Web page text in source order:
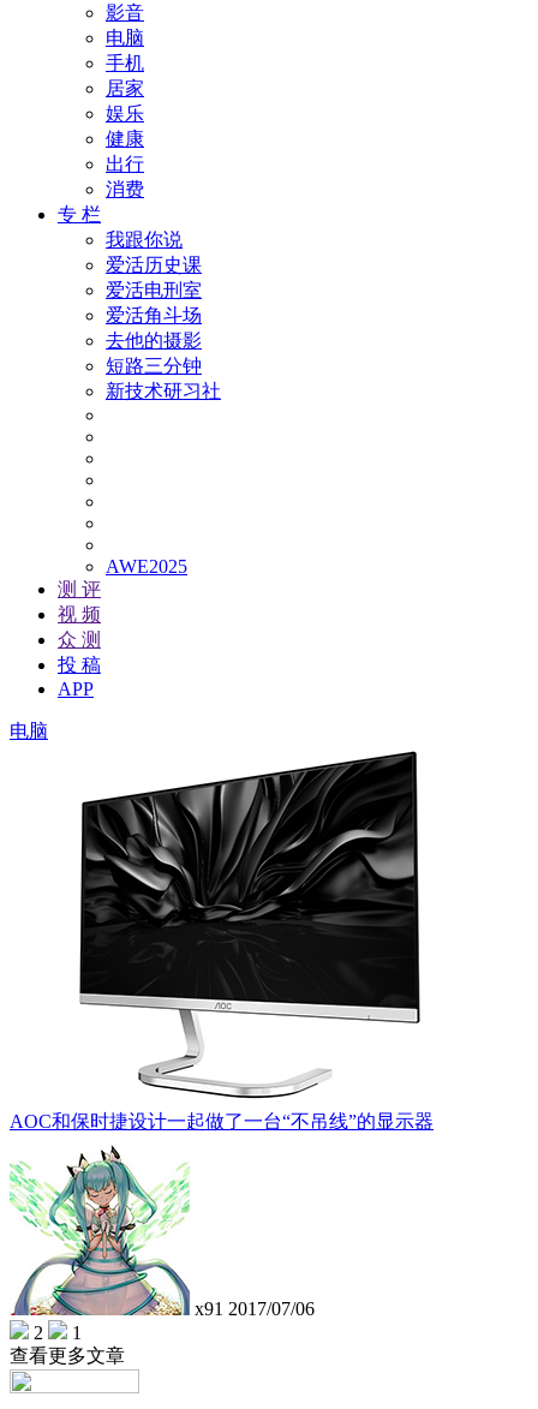
影音
电脑
手机
居家
娱乐
健康
出行
消费
专 栏
我跟你说
爱活历史课
爱活电刑室
爱活角斗场
去他的摄影
短路三分钟
新技术研习社
AWE2025
测 评
视 频
众 测
投 稿
APP
电脑
AOC和保时捷设计一起做了一台“不吊线”的显示器
x91 2017/07/06
2
1
查看更多文章